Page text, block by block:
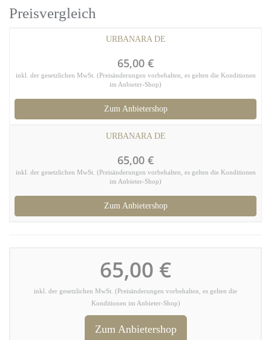
Preisvergleich
URBANARA DE
65,00 €
inkl. der gesetzlichen MwSt. (Preisänderungen vorbehalten, es gelten die Konditionen
im Anbieter-Shop)
Zum Anbietershop
URBANARA DE
65,00 €
inkl. der gesetzlichen MwSt. (Preisänderungen vorbehalten, es gelten die Konditionen
im Anbieter-Shop)
Zum Anbietershop
65,00 €
inkl. der gesetzlichen MwSt. (Preisänderungen vorbehalten, es gelten die
Konditionen im Anbieter-Shop)
Zum Anbietershop